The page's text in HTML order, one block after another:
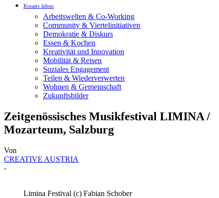
Kreativ leben
Arbeitswelten & Co-Working
Community & Viertelinitiativen
Demokratie & Diskurs
Essen & Kochen
Kreativität und Innovation
Mobilität & Reisen
Soziales Engagement
Teilen & Wiederverwerten
Wohnen & Gemeinschaft
Zukunftsbilder
Zeitgenössisches Musikfestival LIMINA /
Mozarteum, Salzburg
Von
CREATIVE AUSTRIA
-
Limina Festival (c) Fabian Schober